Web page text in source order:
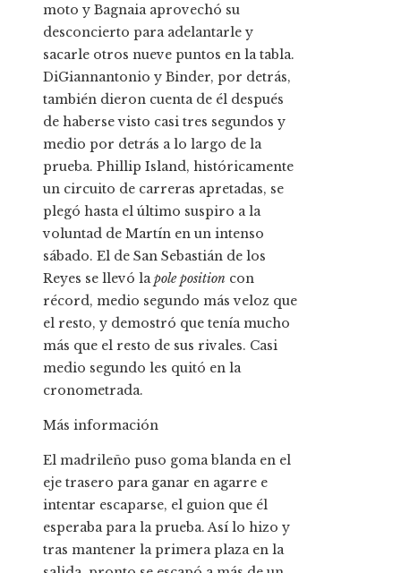
moto y Bagnaia aprovechó su
desconcierto para adelantarle y
sacarle otros nueve puntos en la tabla.
DiGiannantonio y Binder, por detrás,
también dieron cuenta de él después
de haberse visto casi tres segundos y
medio por detrás a lo largo de la
prueba. Phillip Island, históricamente
un circuito de carreras apretadas, se
plegó hasta el último suspiro a la
voluntad de Martín en un intenso
sábado. El de San Sebastián de los
Reyes se llevó lapole position con
récord, medio segundo más veloz que
el resto, y demostró que tenía mucho
más que el resto de sus rivales. Casi
medio segundo les quitó en la
cronometrada.
Más información
El madrileño puso goma blanda en el
eje trasero para ganar en agarre e
intentar escaparse, el guion que él
esperaba para la prueba. Así lo hizo y
tras mantener la primera plaza en la